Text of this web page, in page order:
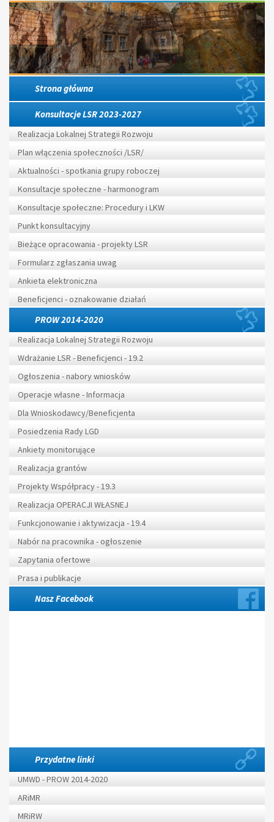
Strona główna
Konsultacje LSR 2023-2027
Realizacja Lokalnej Strategii Rozwoju
Plan włączenia społeczności /LSR/
Aktualności - spotkania grupy roboczej
Konsultacje społeczne - harmonogram
Konsultacje społeczne: Procedury i LKW
Punkt konsultacyjny
Bieżące opracowania - projekty LSR
Formularz zgłaszania uwag
Ankieta elektroniczna
Beneficjenci - oznakowanie działań
PROW 2014-2020
Realizacja Lokalnej Strategii Rozwoju
Wdrażanie LSR - Beneficjenci - 19.2
Ogłoszenia - nabory wniosków
Operacje własne - Informacja
Dla Wnioskodawcy/Beneficjenta
Posiedzenia Rady LGD
Ankiety monitorujące
Realizacja grantów
Projekty Współpracy - 19.3
Realizacja OPERACJI WŁASNEJ
Funkcjonowanie i aktywizacja - 19.4
Nabór na pracownika - ogłoszenie
Zapytania ofertowe
Prasa i publikacje
Nasz Facebook
Przydatne linki
UMWD - PROW 2014-2020
ARiMR
MRiRW